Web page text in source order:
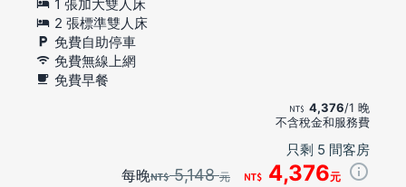
1 張加大雙人床
2 張標準雙人床
免費自助停車
免費無線上網
免費早餐
4,376/1 晚
不含稅金和服務費
只剩 5 間客房
每晚 5,148元 4,376元